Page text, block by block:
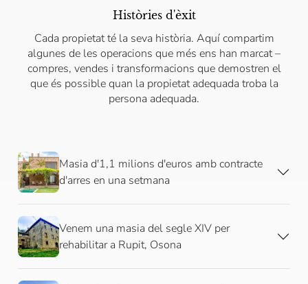
Històries d'èxit
Cada propietat té la seva història. Aquí compartim
algunes de les operacions que més ens han marcat –
compres, vendes i transformacions que demostren el
que és possible quan la propietat adequada troba la
persona adequada.
Masia d'1,1 milions d'euros amb contracte
d'arres en una setmana
Venem una masia del segle XIV per
rehabilitar a Rupit, Osona